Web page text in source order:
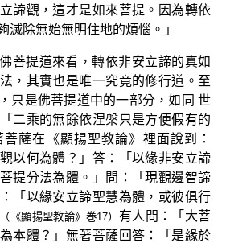
諦觀，這才是如來菩提。因為轉依
滅除無始無明住地的煩惱。」
菩提道來看，轉依非安立諦的真如
，其實也是唯一究竟的修行道。至
只是佛菩提道中的一部分，如同 世
二乘的無餘依涅槃只是方便假有的
薩在《顯揚聖教論》裡面說到：
以何為體？」答：「以緣非安立諦
提分法為體。」問：「現觀邊智諦
「以緣安立諦聖慧為體，或彼俱行
（《顯揚聖教論》巻17） 有人問：「大菩
本體？」無著菩薩回答：「是緣於